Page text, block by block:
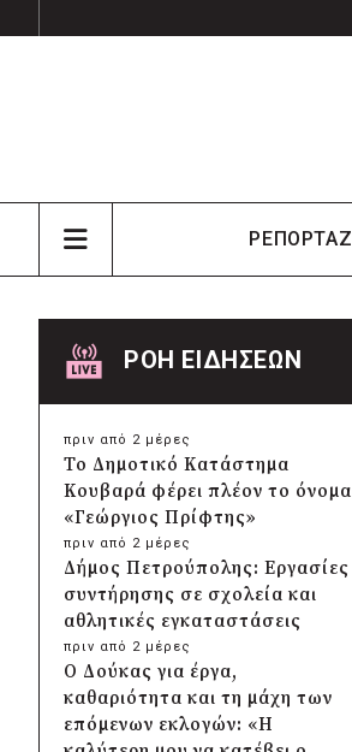
ΡΕΠΟΡΤΑΖ
ΡΟΗ ΕΙΔΗΣΕΩΝ
πριν από 2 μέρες
Το Δημοτικό Κατάστημα
Κουβαρά φέρει πλέον το όνομα
«Γεώργιος Πρίφτης»
πριν από 2 μέρες
Δήμος Πετρούπολης: Εργασίες
συντήρησης σε σχολεία και
αθλητικές εγκαταστάσεις
πριν από 2 μέρες
Ο Δούκας για έργα,
καθαριότητα και τη μάχη των
επόμενων εκλογών: «Η